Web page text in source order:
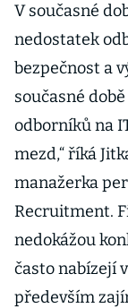
V současné
nedostatek
bezpečnost a
současné
odborníků na
mezd,“ říká
manažerka
Recruitment.
nedokážou
často nabízejí
především